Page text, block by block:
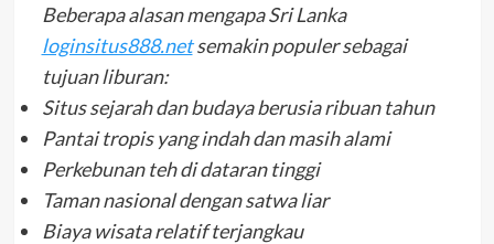
Beberapa alasan mengapa Sri Lanka
loginsitus888.netsemakin populer sebagai
tujuan liburan:
Situs sejarah dan budaya berusia ribuan tahun
Pantai tropis yang indah dan masih alami
Perkebunan teh di dataran tinggi
Taman nasional dengan satwa liar
Biaya wisata relatif terjangkau